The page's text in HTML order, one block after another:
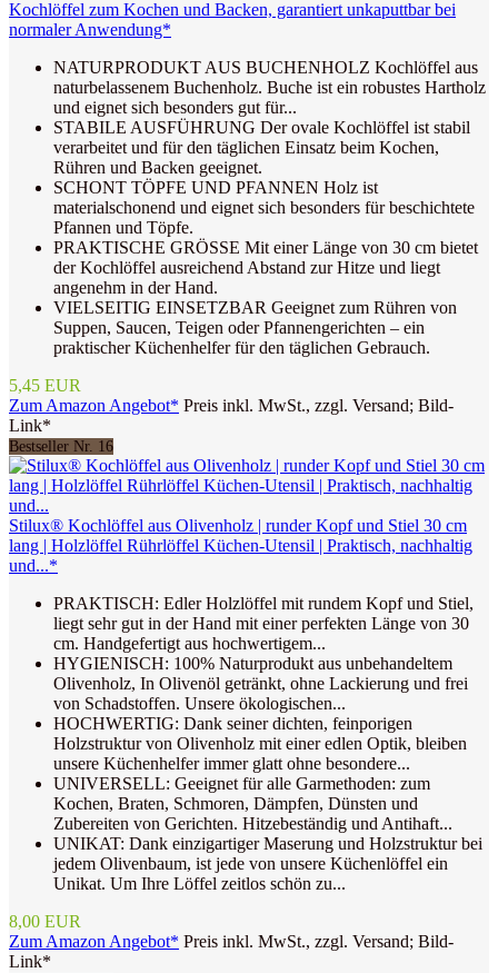
Kochlöffel zum Kochen und Backen, garantiert unkaputtbar bei
normaler Anwendung*
NATURPRODUKT AUS BUCHENHOLZ Kochlöffel aus
naturbelassenem Buchenholz. Buche ist ein robustes Hartholz
und eignet sich besonders gut für...
STABILE AUSFÜHRUNG Der ovale Kochlöffel ist stabil
verarbeitet und für den täglichen Einsatz beim Kochen,
Rühren und Backen geeignet.
SCHONT TÖPFE UND PFANNEN Holz ist
materialschonend und eignet sich besonders für beschichtete
Pfannen und Töpfe.
PRAKTISCHE GRÖSSE Mit einer Länge von 30 cm bietet
der Kochlöffel ausreichend Abstand zur Hitze und liegt
angenehm in der Hand.
VIELSEITIG EINSETZBAR Geeignet zum Rühren von
Suppen, Saucen, Teigen oder Pfannengerichten – ein
praktischer Küchenhelfer für den täglichen Gebrauch.
5,45 EUR
Zum Amazon Angebot* Preis inkl. MwSt., zzgl. Versand; Bild-
Link*
Bestseller Nr. 16
Stilux® Kochlöffel aus Olivenholz | runder Kopf und Stiel 30 cm
lang | Holzlöffel Rührlöffel Küchen-Utensil | Praktisch, nachhaltig
und...*
PRAKTISCH: Edler Holzlöffel mit rundem Kopf und Stiel,
liegt sehr gut in der Hand mit einer perfekten Länge von 30
cm. Handgefertigt aus hochwertigem...
HYGIENISCH: 100% Naturprodukt aus unbehandeltem
Olivenholz, In Olivenöl getränkt, ohne Lackierung und frei
von Schadstoffen. Unsere ökologischen...
HOCHWERTIG: Dank seiner dichten, feinporigen
Holzstruktur von Olivenholz mit einer edlen Optik, bleiben
unsere Küchenhelfer immer glatt ohne besondere...
UNIVERSELL: Geeignet für alle Garmethoden: zum
Kochen, Braten, Schmoren, Dämpfen, Dünsten und
Zubereiten von Gerichten. Hitzebeständig und Antihaft...
UNIKAT: Dank einzigartiger Maserung und Holzstruktur bei
jedem Olivenbaum, ist jede von unsere Küchenlöffel ein
Unikat. Um Ihre Löffel zeitlos schön zu...
8,00 EUR
Zum Amazon Angebot* Preis inkl. MwSt., zzgl. Versand; Bild-
Link*